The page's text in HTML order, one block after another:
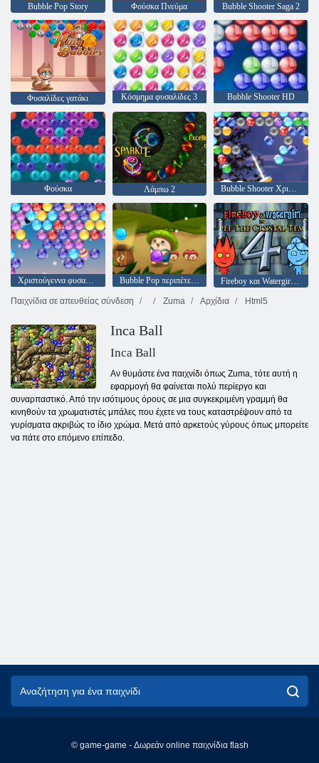
Bubble Pop Story Φούσκα Πνεύμα Bubble Shooter Saga 2
Φυσαλίδες γατάκι Κόσμημα φυσαλίδες 3 Bubble Shooter HD
Φούσκα Λάμπω 2 Bubble Shooter Χριστούγεννα
Χριστούγεννα φυσαλίδες Bubble Pop περιπέτειες
Fireboy και Watergirl 4: Crystal Temple
Παιχνίδια σε απευθείας σύνδεση
Zuma Αρχίδια Html5
Inca Ball
Inca Ball
Αν θυμάστε ένα παιχνίδι όπως Zuma, τότε αυτή η
εφαρμογή θα φαίνεται πολύ περίεργο και
συναρπαστικό. Από την ισότιμους όρους σε μια συγκεκριμένη γραμμή θα
κινηθούν τα χρωματιστές μπάλες που έχετε να τους καταστρέψουν από τα
γυρίσματα ακριβώς το ίδιο χρώμα. Μετά από αρκετούς γύρους όπως μπορείτε
να πάτε στο επόμενο επίπεδο.
© game-game - Δωρεάν online παιχνίδια flash